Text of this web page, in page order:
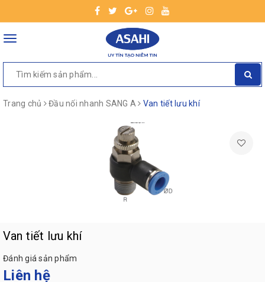
Toggle
Trang chủ Đầu nối nhanh SANG A Van tiết lưu khí
Van tiết lưu khí
Đánh giá sản phẩm
Liên hệ